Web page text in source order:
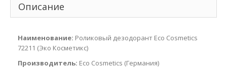
Описание
Наименование: Роликовый дезодорант Eco Cosmetics
72211 (Эко Косметикс)
Производитель: Eco Cosmetics (Германия)